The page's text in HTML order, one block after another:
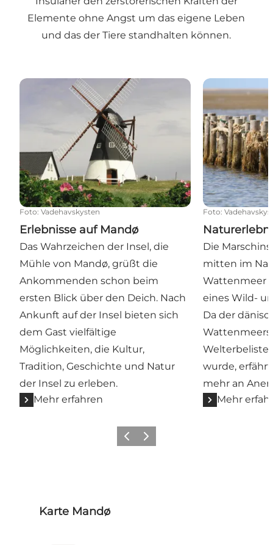
Elemente ohne Angst um das eigene Leben
und das der Tiere standhalten können.
Erlebnisse auf Mandø
Foto: Vadehavskysten
Erlebnisse auf Mandø
Das Wahrzeichen der Insel, die
Mühle von Mandø, grüßt die
Ankommenden schon beim
ersten Blick über den Deich. Nach
Ankunft auf der Insel bieten sich
dem Gast vielfältige
Möglichkeiten, die Kultur,
Tradition, Geschichte und Natur
der Insel zu erleben.
Mehr erfahren
Foto:
Die
mitten im
Wattenmeer
eines Wild-
Da der
Wattenmeers
Welterbeliste
wurde,
mehr an
Mehr
ZurückWeiter
Karte Mandø